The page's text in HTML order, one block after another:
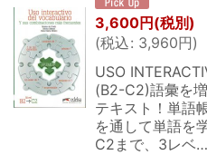
3,600円 (税別)
(税込: 3,960円)
USO
(B2-C2)語彙を
テキスト！単語
を通して単語を
C2まで、3レベ…